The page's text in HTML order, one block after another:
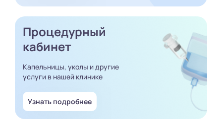
Процедурный
кабинет
Капельницы, уколы и другие
услуги в нашей клинике
Узнать подробнее